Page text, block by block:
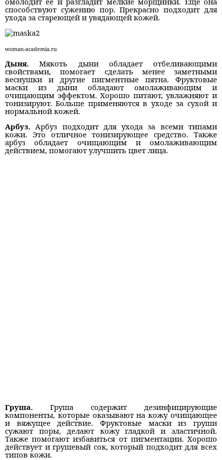
способствуют сужению пор. Прекрасно подходит для
ухода за стареющей и увядающей кожей.
woman-academia.ru
Дыня. Мякоть дыни обладает отбеливающими
свойствами, помогает сделать менее заметными
веснушки и другие пигментные пятна. Фруктовые
маски из дыни обладают омолаживающим и
очищающим эффектом. Хорошо питают, увлажняют и
тонизируют. Больше применяются в уходе за сухой и
нормальной кожей.
Арбуз. Арбуз подходит для ухода за всеми типами
кожи. Это отличное тонизирующее средство. Также
арбуз обладает очищающим и омолаживающим
действием, помогают улучшить цвет лица.
Груша. Груша содержит дезинфицирующие
компоненты, которые оказывают на кожу очищающее
и вяжущее действие. Фруктовые маски из груши
сужают поры, делают кожу гладкой и эластичной.
Также помогают избавиться от пигментации. Хорошо
действует и грушевый сок, который подходит для всех
типов кожи.